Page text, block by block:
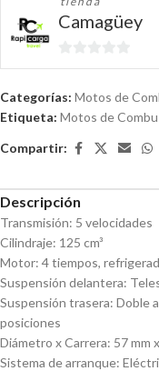
Camagüey
0
Categorías: Motos de
Etiqueta: Motos de
Compartir:
Descripción
Transmisión: 5 velocidades
Cilindraje: 125 cm³
Motor: 4 tiempos,
Suspensión delantera:
Suspensión trasera: Doble
posiciones
Diámetro x Carrera: 57 mm
Sistema de arranque: